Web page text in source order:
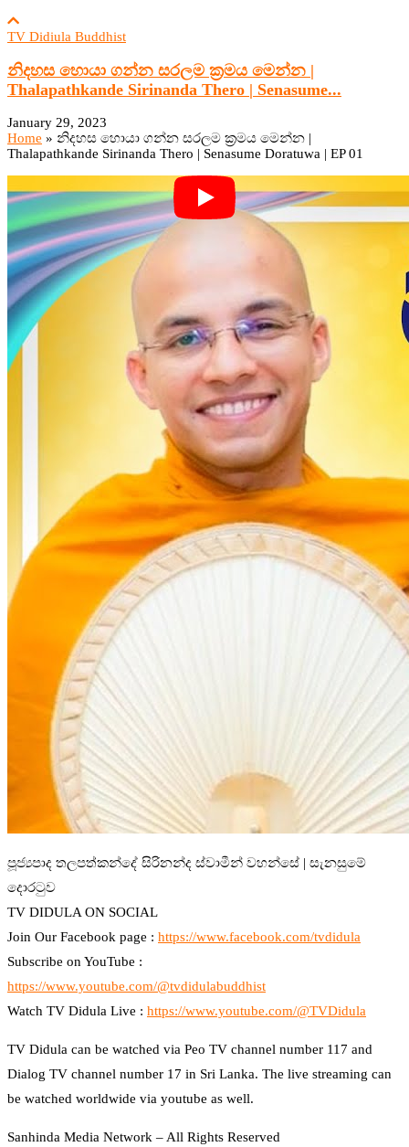
TV Didiula Buddhist
නිදහස හොයා ගන්න සරලම ක්‍රමය මෙන්න |
Thalapathkande Sirinanda Thero | Senasume...
January 29, 2023
Home » නිදහස හොයා ගන්න සරලම ක්‍රමය මෙන්න |
Thalapathkande Sirinanda Thero | Senasume Doratuwa | EP 01
පූජ්‍යපාද තලපත්කන්දේ සිරිනන්ද ස්වාමීන් වහන්සේ | සැනසුමේ
දොරටුව
TV DIDULA ON SOCIAL
Join Our Facebook page : https://www.facebook.com/tvdidula
Subscribe on YouTube :
https://www.youtube.com/@tvdidulabuddhist
Watch TV Didula Live : https://www.youtube.com/@TVDidula
TV Didula can be watched via Peo TV channel number 117 and
Dialog TV channel number 17 in Sri Lanka. The live streaming can
be watched worldwide via youtube as well.
Sanhinda Media Network – All Rights Reserved